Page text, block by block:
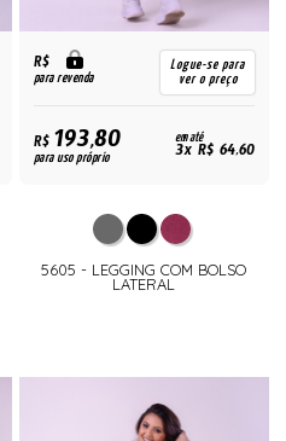
R$
para revenda
Logue-se para
ver o preço
R$193,80
para uso próprio
em até
3x R$ 64,60
5605 - LEGGING COM BOLSO
LATERAL